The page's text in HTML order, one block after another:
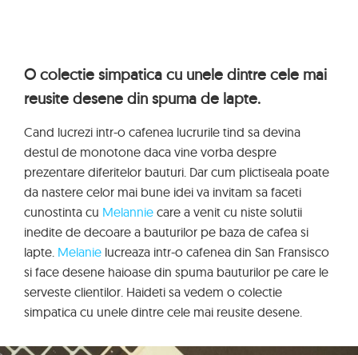
O colectie simpatica cu unele dintre cele mai
reusite desene din spuma de lapte.
Cand lucrezi intr-o cafenea lucrurile tind sa devina
destul de monotone daca vine vorba despre
prezentare diferitelor bauturi. Dar cum plictiseala poate
da nastere celor mai bune idei va invitam sa faceti
cunostinta cu Melannie care a venit cu niste solutii
inedite de decoare a bauturilor pe baza de cafea si
lapte. Melanie lucreaza intr-o cafenea din San Fransisco
si face desene haioase din spuma bauturilor pe care le
serveste clientilor. Haideti sa vedem o colectie
simpatica cu unele dintre cele mai reusite desene.